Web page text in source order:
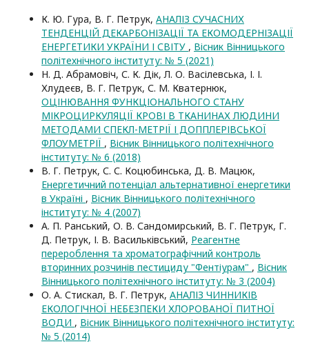
К. Ю. Гура, В. Г. Петрук, АНАЛІЗ СУЧАСНИХ
ТЕНДЕНЦІЙ ДЕКАРБОНІЗАЦІЇ ТА ЕКОМОДЕРНІЗАЦІЇ
ЕНЕРГЕТИКИ УКРАЇНИ І СВІТУ , Вісник Вінницького
політехнічного інституту: № 5 (2021)
Н. Д. Абрамовіч, С. К. Дік, Л. О. Васілевська, І. І.
Хлудеєв, В. Г. Петрук, С. М. Кватернюк,
ОЦІНЮВАННЯ ФУНКЦІОНАЛЬНОГО СТАНУ
МІКРОЦИРКУЛЯЦІЇ КРОВІ В ТКАНИНАХ ЛЮДИНИ
МЕТОДАМИ СПЕКЛ-МЕТРІЇ І ДОППЛЕРІВСЬКОЇ
ФЛОУМЕТРІЇ , Вісник Вінницького політехнічного
інституту: № 6 (2018)
В. Г. Петрук, С. С. Коцюбинська, Д. В. Мацюк,
Енергетичний потенціал альтернативної енергетики
в Україні , Вісник Вінницького політехнічного
інституту: № 4 (2007)
А. П. Ранський, О. В. Сандомирський, В. Г. Петрук, Г.
Д. Петрук, І. В. Васильківський, Реагентне
перероблення та хроматографічний контроль
вторинних розчинів пестициду "Фентіурам" , Вісник
Вінницького політехнічного інституту: № 3 (2004)
О. А. Стискал, В. Г. Петрук, АНАЛІЗ ЧИННИКІВ
ЕКОЛОГІЧНОЇ НЕБЕЗПЕКИ ХЛОРОВАНОЇ ПИТНОЇ
ВОДИ , Вісник Вінницького політехнічного інституту:
№ 5 (2014)